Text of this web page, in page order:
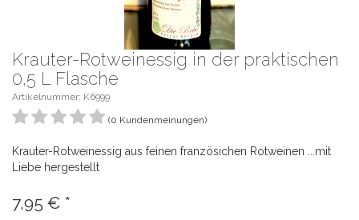
Krauter-Rotweinessig in der praktischen
0,5 L Flasche
Artikelnummer: K6999
(0 Kundenmeinungen)
Krauter-Rotweinessig aus feinen französichen Rotweinen ...mit
Liebe hergestellt
7,95 € *